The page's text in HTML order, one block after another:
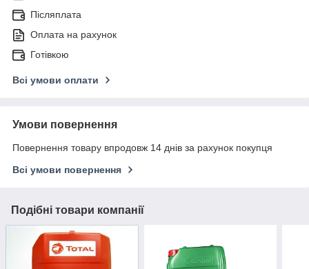
Післяплата
Оплата на рахунок
Готівкою
Всі умови оплати
Умови повернення
Повернення товару впродовж 14 днів за рахунок покупця
Всі умови повернення
Подібні товари компанії